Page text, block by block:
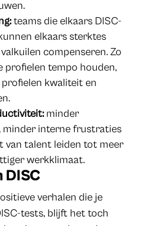
teams die elkaars DISC-
elkaars sterktes
compenseren. Zo
profielen tempo houden,
kwaliteit en
minder
minder interne frustraties
van talent leiden tot meer
werkklimaat.
DISC
verhalen die je
tests, blijft het toch